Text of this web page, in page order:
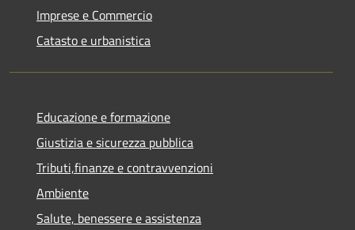
Imprese e Commercio
Catasto e urbanistica
Educazione e formazione
Giustizia e sicurezza pubblica
Tributi,finanze e contravvenzioni
Ambiente
Salute, benessere e assistenza